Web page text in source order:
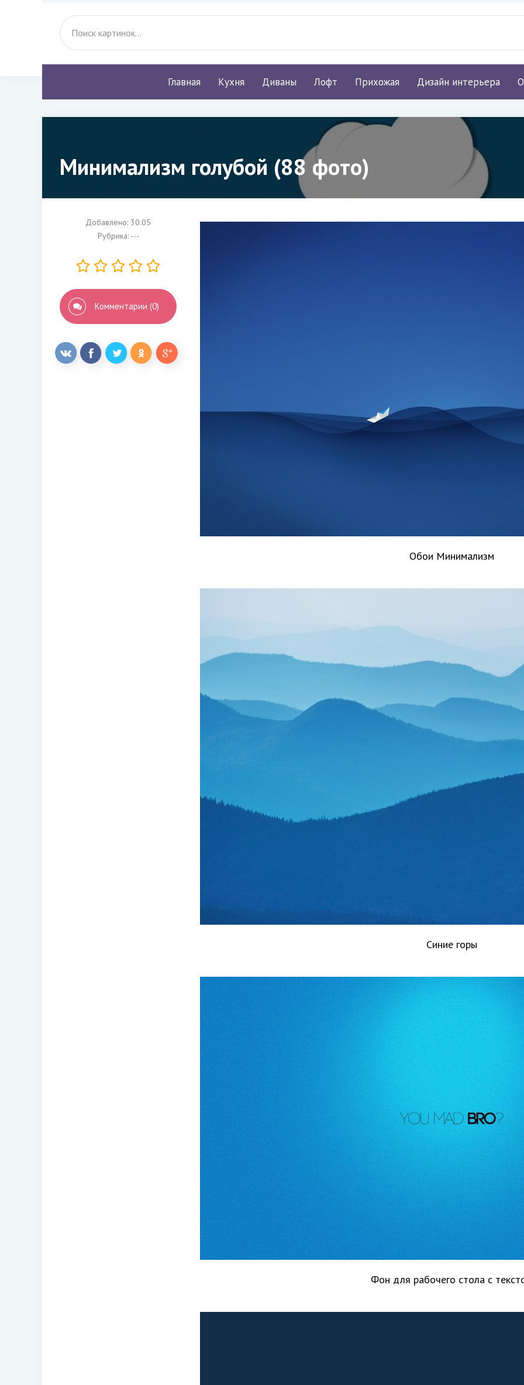
Главная Кухня Диваны Лофт Прихожая Дизайн интерьера
Минимализм голубой (88 фото)
Добавлено: 30.05
Рубрика: ---
Комментарии (0)
Обои Минимализм
Синие горы
Фон для рабочего стола с